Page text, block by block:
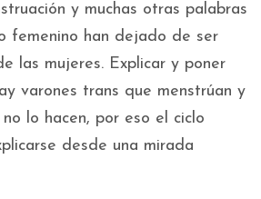
y muchas otras palabras
femenino han dejado de ser
las mujeres. Explicar y poner
varones trans que menstrúan y
lo hacen, por eso el ciclo
desde una mirada